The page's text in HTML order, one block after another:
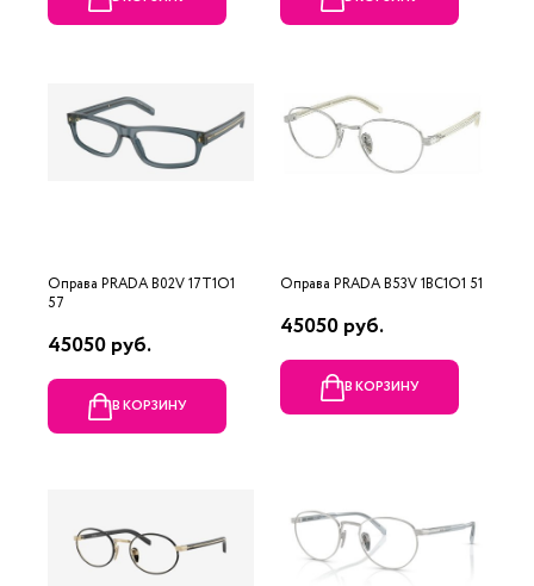
Оправа PRADA B02V 17T1O1
57
45050 руб.
В КОРЗИНУ
Оправа PRADA B53V 1BC1O1 51
45050 руб.
В КОРЗИНУ